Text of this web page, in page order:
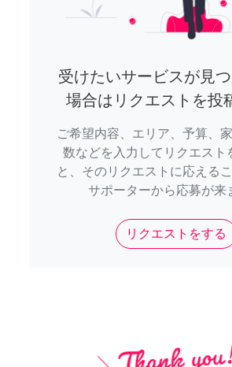
受けたいサービスが見
場合はリクエストを投
ご希望内容、エリア、予算、
数などを入力してリクエスト
と、そのリクエストに応える
サポーターから応募が来
リクエストをする